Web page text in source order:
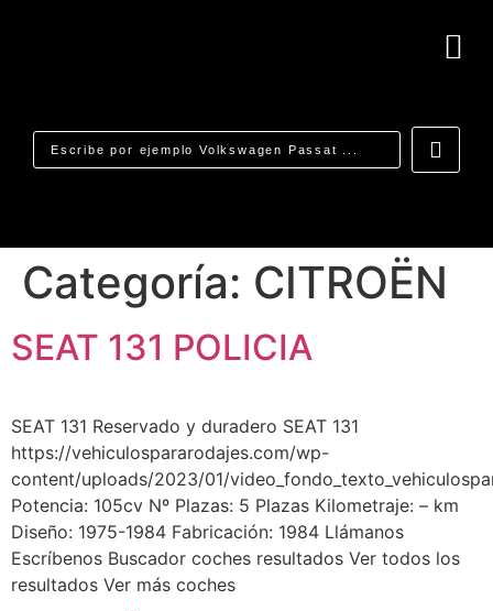
Categoría: CITROËN
SEAT 131 POLICIA
SEAT 131 Reservado y duradero SEAT 131
https://vehiculospararodajes.com/wp-
content/uploads/2023/01/
Potencia: 105cv Nº Plazas: 5 Plazas Kilometraje: – km
Diseño: 1975-1984 Fabricación: 1984 Llámanos
Escríbenos Buscador coches resultados Ver todos los
resultados Ver más coches